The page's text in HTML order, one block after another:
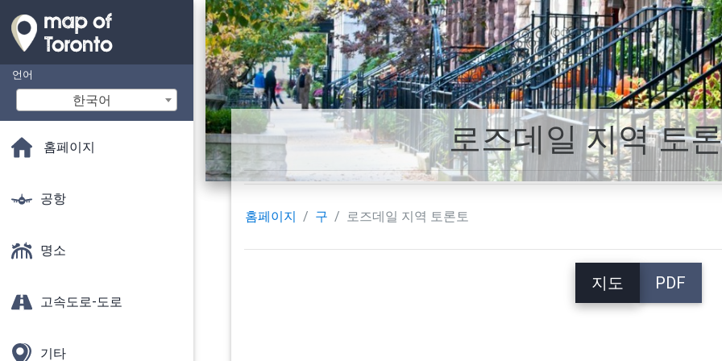
언어
한국어
홈페이지
공항
명소
고속도로-도로
기타
로즈데일 지역 토
홈페이지 구 로즈데일 지역 토론토
지도 PDF